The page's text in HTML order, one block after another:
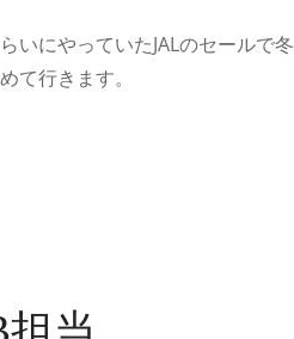
いにやっていたJALのセールで冬
て行きます。